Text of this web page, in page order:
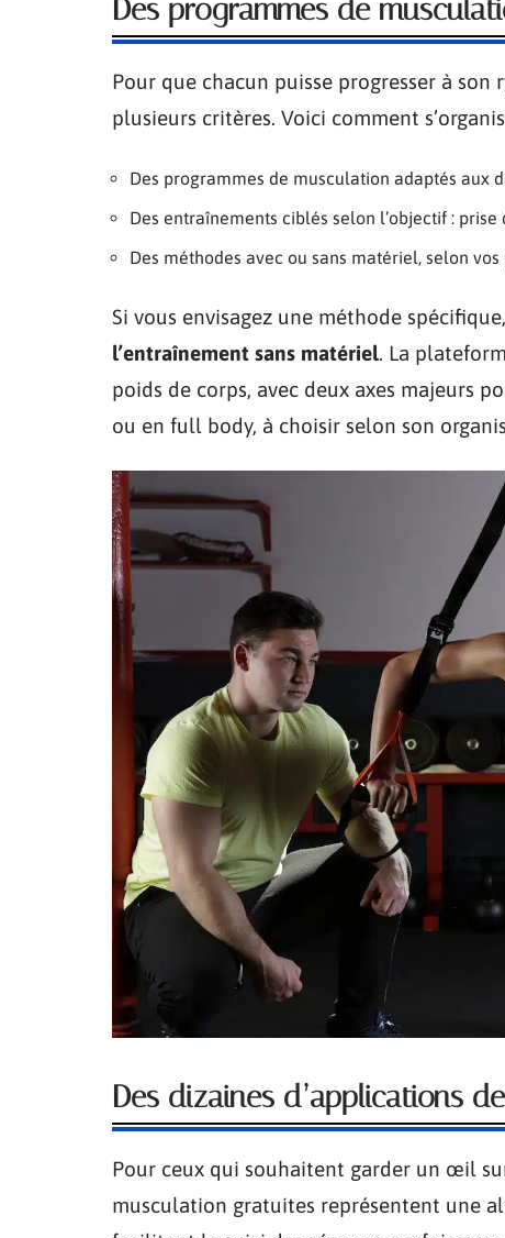
Des programmes de
Pour que chacun puisse progresser à son
plusieurs critères. Voici comment
Des programmes de musculation adaptés aux
Des entraînements ciblés selon l’objectif : prise
Des méthodes avec ou sans matériel, selon
Si vous envisagez une méthode
l’entraînement sans matériel. La
poids de corps, avec deux axes majeurs
ou en full body, à choisir selon son
Des dizaines d’applications
Pour ceux qui souhaitent garder un œil
musculation gratuites représentent une